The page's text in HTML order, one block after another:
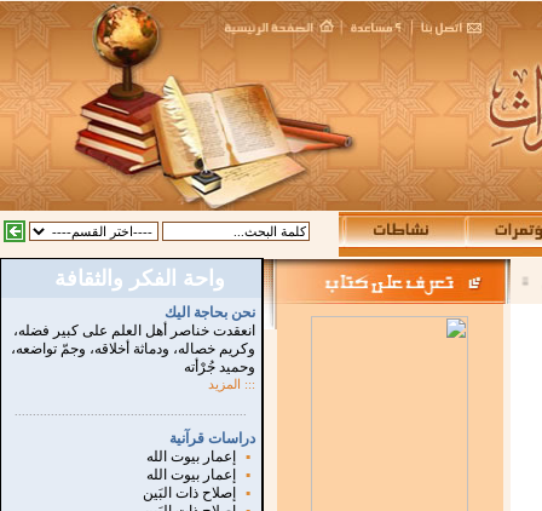
واحة الفكر والثقافة
نحن بحاجة اليك
انعقدت خناصر أهل العلم على كبير فضله،
وكريم خصاله، ودماثة أخلاقه، وجمّ تواضعه،
وحميد جُرْأته
::: المزيد
دراسات قرآنية
▪
إعمار بيوت الله
▪
إعمار بيوت الله
▪
إصلاح ذات البَين